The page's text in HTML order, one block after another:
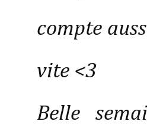
compte
vite <3
Belle